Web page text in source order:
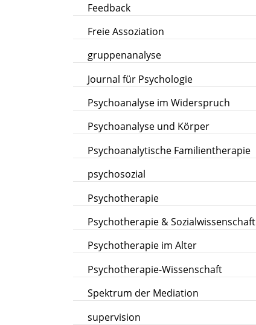
Feedback
Freie Assoziation
gruppenanalyse
Journal für Psychologie
Psychoanalyse im Widerspruch
Psychoanalyse und Körper
Psychoanalytische Familientherapie
psychosozial
Psychotherapie
Psychotherapie & Sozialwissenschaft
Psychotherapie im Alter
Psychotherapie-Wissenschaft
Spektrum der Mediation
supervision